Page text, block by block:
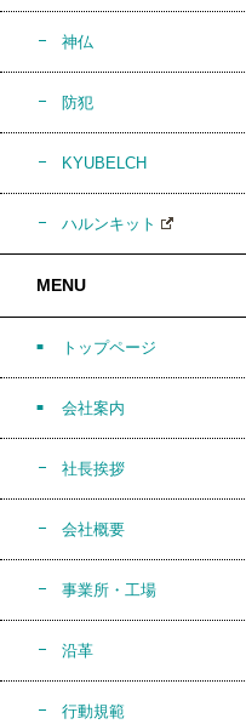
神仏
防犯
KYUBELCH
ハルンキット
MENU
トップページ
会社案内
社長挨拶
会社概要
事業所・工場
沿革
行動規範